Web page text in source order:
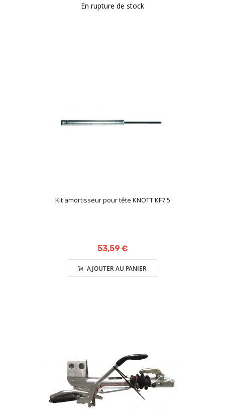
En rupture de stock
Kit amortisseur pour tête KNOTT KF7.5
53,59 €
AJOUTER AU PANIER